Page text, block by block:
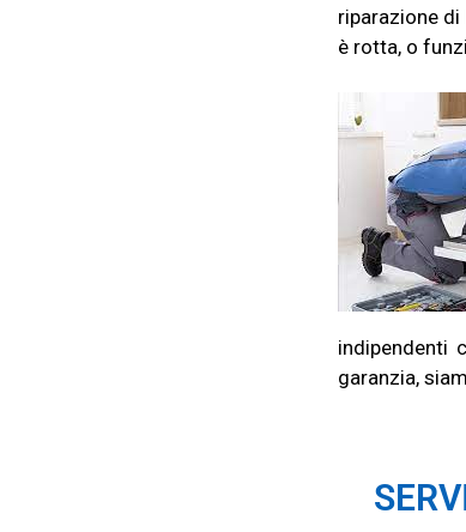
riparazione
è rotta, o
indipendenti
garanzia,